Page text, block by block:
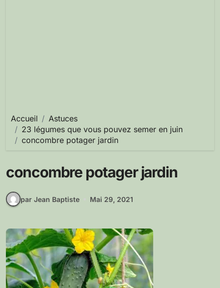
Accueil
Astuces
23 légumes que vous pouvez semer en juin
concombre potager jardin
concombre potager jardin
par Jean Baptiste Mai 29, 2021